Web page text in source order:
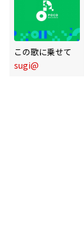
この歌に乗せて
sugi@